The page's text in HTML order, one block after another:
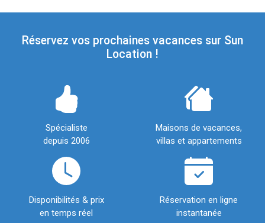
Réservez vos prochaines vacances sur Sun
Location !
Spécialiste
depuis 2006
Maisons de vacances,
villas et appartements
Disponibilités & prix
en temps réel
Réservation en ligne
instantanée